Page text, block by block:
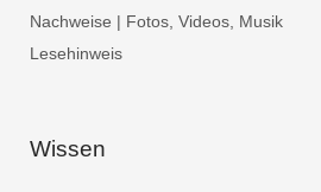
Nachweise | Fotos, Videos, Musik
Lesehinweis
Wissen